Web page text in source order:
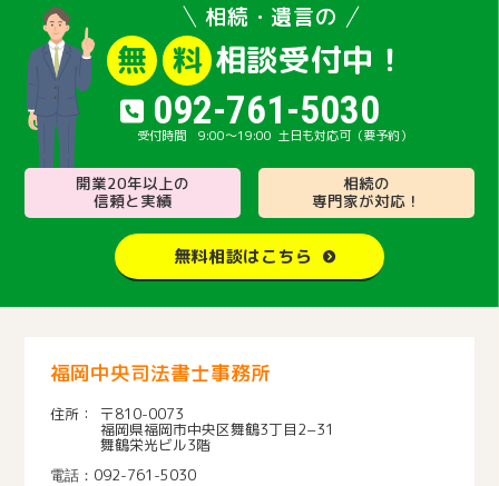
相続・遺言の
無 料 相談受付中！
092-761-5030
9:00～19:00 土日も対応可（要予約）
開業20年以上の
信頼と実績
相続の
専門家が対応！
無料相談はこちら
福岡中央司法書士事務所
〒810-0073
福岡県福岡市中央区舞鶴3丁目2−31
舞鶴栄光ビル3階
092-761-5030